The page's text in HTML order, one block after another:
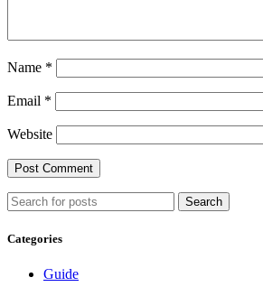
Name *
Email *
Website
Search
Categories
Guide